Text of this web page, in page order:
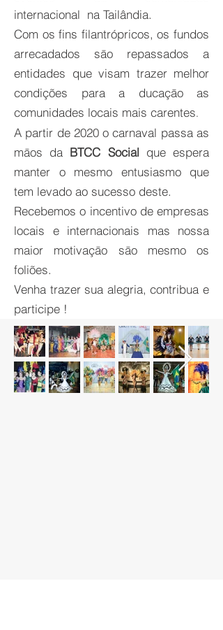
internacional na Tailândia.
Com os fins filantrópricos, os fundos
arrecadados sāo repassados a
entidades que visam trazer melhor
condições para a ducaçāo as
comunidades locais mais carentes.
A partir de 2020 o carnaval passa as
māos da BTCC Social que espera
manter o mesmo entusiasmo que
tem levado ao sucesso deste.
Recebemos o incentivo de empresas
locais e internacionais mas nossa
maior motivaçāo sāo mesmo os
foliões.
Venha trazer sua alegria, contribua e
participe !